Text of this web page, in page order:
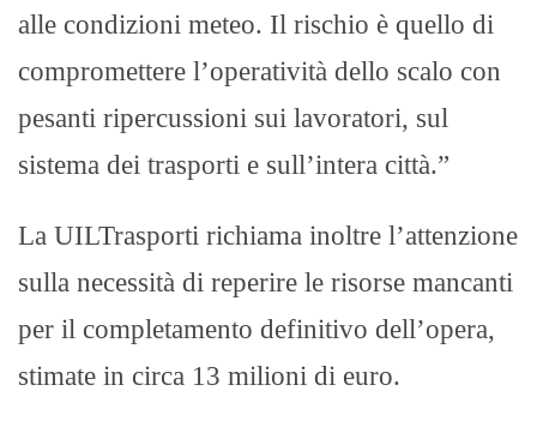
alle condizioni meteo. Il rischio è quello di
compromettere l’operatività dello scalo con
pesanti ripercussioni sui lavoratori, sul
sistema dei trasporti e sull’intera città.”
La UILTrasporti richiama inoltre l’attenzione
sulla necessità di reperire le risorse mancanti
per il completamento definitivo dell’opera,
stimate in circa 13 milioni di euro.